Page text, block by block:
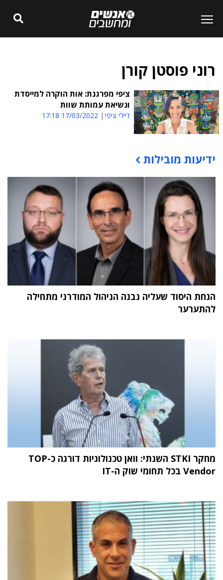
רוני פוסטן קורן
ציפי מפרגנת: אות הוקרה למייסדת
ונשיאת עמותת שוות
דיילי ציפי 17/03/2022 17:18
תוכן פרסומי
ידיעות מובילות
הנחת היסוד שעליה נבנה הניהול המודרני מתחילה
להתערער
מחקר STKI השנתי: וואן טכנולוגיות דורגה כ-TOP
Vendor בכל תחומי שוק ה-IT